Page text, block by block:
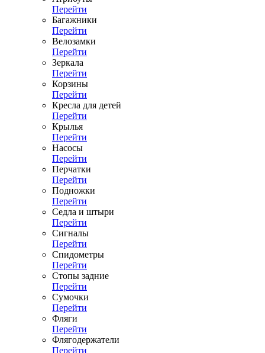
Перейти
Багажники
Перейти
Велозамки
Перейти
Зеркала
Перейти
Корзины
Перейти
Кресла для детей
Перейти
Крылья
Перейти
Насосы
Перейти
Перчатки
Перейти
Подножки
Перейти
Седла и штыри
Перейти
Сигналы
Перейти
Спидометры
Перейти
Стопы задние
Перейти
Сумочки
Перейти
Фляги
Перейти
Флягодержатели
Перейти